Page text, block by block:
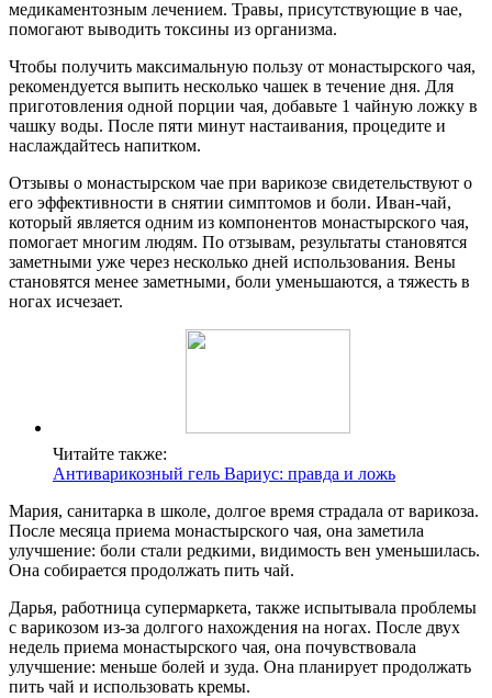
медикаментозным лечением. Травы, присутствующие в чае,
помогают выводить токсины из организма.
Чтобы получить максимальную пользу от монастырского чая,
рекомендуется выпить несколько чашек в течение дня. Для
приготовления одной порции чая, добавьте 1 чайную ложку в
чашку воды. После пяти минут настаивания, процедите и
наслаждайтесь напитком.
Отзывы о монастырском чае при варикозе свидетельствуют о
его эффективности в снятии симптомов и боли. Иван-чай,
который является одним из компонентов монастырского чая,
помогает многим людям. По отзывам, результаты становятся
заметными уже через несколько дней использования. Вены
становятся менее заметными, боли уменьшаются, а тяжесть в
ногах исчезает.
Читайте также:
Антиварикозный гель Вариус: правда и ложь
Мария, санитарка в школе, долгое время страдала от варикоза.
После месяца приема монастырского чая, она заметила
улучшение: боли стали редкими, видимость вен уменьшилась.
Она собирается продолжать пить чай.
Дарья, работница супермаркета, также испытывала проблемы
с варикозом из-за долгого нахождения на ногах. После двух
недель приема монастырского чая, она почувствовала
улучшение: меньше болей и зуда. Она планирует продолжать
пить чай и использовать кремы.